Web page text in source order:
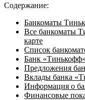
Содержание:
Банкоматы
Все банкоматы
карте
Список
Банк
Предложения
Вклады банка
Информация о
Финансовые